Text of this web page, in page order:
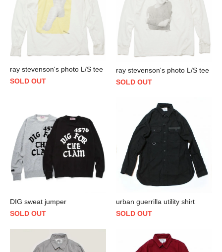
ray stevenson's photo L/S tee
SOLD OUT
ray stevenson's photo L/S tee
SOLD OUT
DIG sweat jumper
SOLD OUT
urban guerrilla utility shirt
SOLD OUT